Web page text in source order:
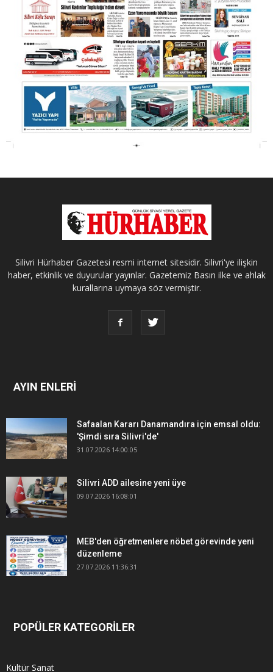
Silivri Hürhaber Gazetesi resmi internet sitesidir. Silivri'ye ilişkin
haber, etkinlik ve duyurular yayınlar. Gazetemiz Basın ilke ve ahlak
kurallarına uymaya söz vermiştir.
AYIN ENLERİ
Safaalan Kararı Danamandıra için emsal oldu:
'Şimdi sıra Silivri'de'
31.07.2026 14:00:05
Silivri ADD ailesine yeni üye
09.07.2026 16:08:01
MEB'den öğretmenlere nöbet görevinde yeni
düzenleme
27.07.2026 11:36:31
POPÜLER KATEGORİLER
Kültür Sanat